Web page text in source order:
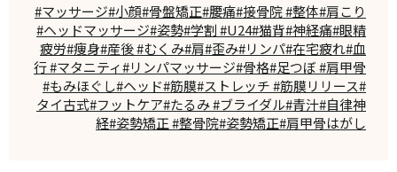
#マッサージ#小顔#骨盤矯正#腰痛#接骨院 #整体#肩こり
#ヘッドマッサージ#姿勢#学割 #U24#猫背#神経痛#眼精
疲労#痩身#産後 #むくみ#肩#歪み#リンパ#在宅疲れ#血
行 #マタニティ#リンパマッサージ#骨格#足つぼ #肩甲骨
#もみほぐし#ヘッド#筋膜#ストレッチ #筋膜リリース#
タイ古式#フットケア#たるみ #ブライダル#青汁#自律神
経#姿勢矯正 #整骨院#姿勢矯正#肩甲骨はがし